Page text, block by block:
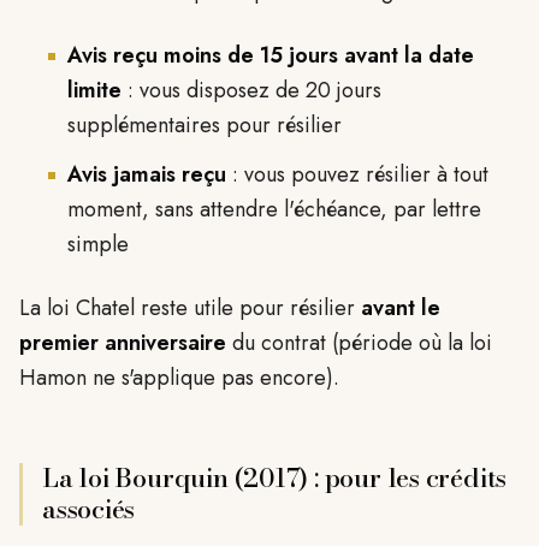
Avis reçu moins de 15 jours avant la date
limite : vous disposez de 20 jours
supplémentaires pour résilier
Avis jamais reçu : vous pouvez résilier à tout
moment, sans attendre l'échéance, par lettre
simple
La loi Chatel reste utile pour résilier avant le
premier anniversaire du contrat (période où la loi
Hamon ne s'applique pas encore).
La loi Bourquin (2017) : pour les crédits
associés